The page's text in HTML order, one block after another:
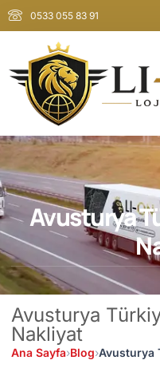
0533 055 83 91
Avusturya
Avusturya
Nakliyat
Ana Sayfa›Blog›Avusturya